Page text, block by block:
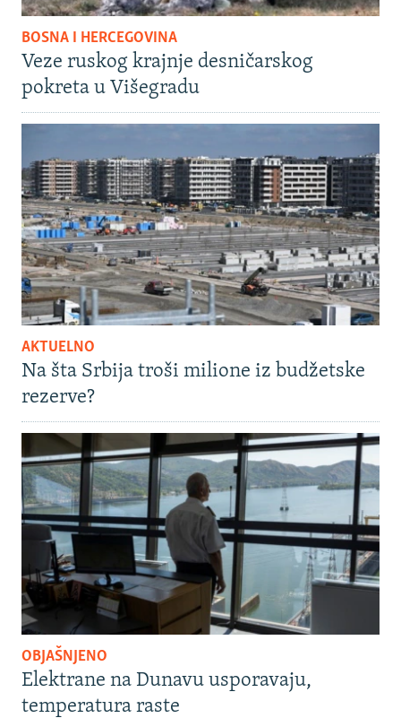
BOSNA I HERCEGOVINA
Veze ruskog krajnje desničarskog
pokreta u Višegradu
AKTUELNO
Na šta Srbija troši milione iz budžetske
rezerve?
OBJAŠNJENO
Elektrane na Dunavu usporavaju,
temperatura raste